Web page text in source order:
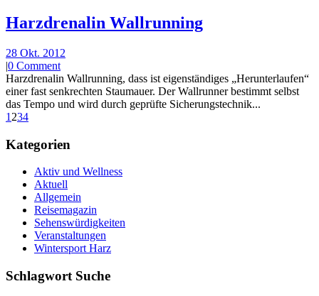
Harzdrenalin Wallrunning
28 Okt. 2012
|0 Comment
Harzdrenalin Wallrunning, dass ist eigenständiges „Herunterlaufen“
einer fast senkrechten Staumauer. Der Wallrunner bestimmt selbst
das Tempo und wird durch geprüfte Sicherungstechnik...
1 234
Kategorien
Aktiv und Wellness
Aktuell
Allgemein
Reisemagazin
Sehenswürdigkeiten
Veranstaltungen
Wintersport Harz
Schlagwort Suche